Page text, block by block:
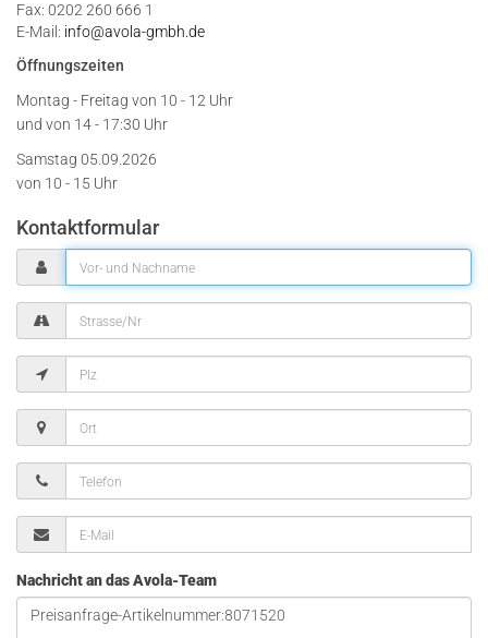
Fax: 0202 260 666 1
E-Mail: info@avola-gmbh.de
Öffnungszeiten
Montag - Freitag von 10 - 12 Uhr
und von 14 - 17:30 Uhr
Samstag 05.09.2026
von 10 - 15 Uhr
Kontaktformular
Nachricht an das Avola-Team